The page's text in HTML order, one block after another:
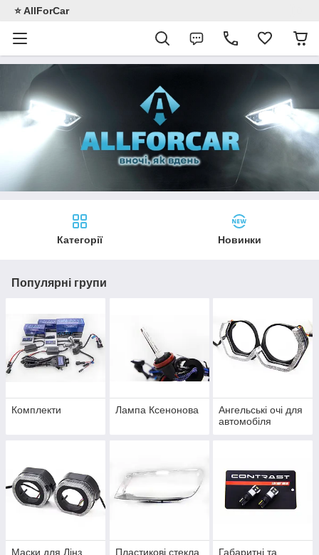
⭐️ AllForCar
Категорії Новинки
Популярні групи
Комплекти Лампа Ксенонова
Ангельські очі для
автомобіля
Маски для Лінз
Пластикові стекла
Габаритні та